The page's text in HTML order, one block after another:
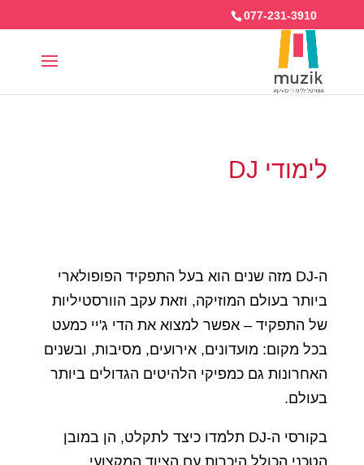
077-231-3910
לימודי DJ
ה-DJ מזה שנים הוא בעל התפקיד הפופולארי
ביותר בעולם המוזיקה, וזאת עקב הוורסטיליות
של התפקיד – אפשר למצוא את הדי ג'יי כמעט
בכל מקום: מועדונים, אירועים, מסיבות, ובשנים
האחרונות גם כמפיקי הלהיטים הגדולים ביותר
בעולם.
בקורסי ה-DJ תלמדו כיצד לתקלט, הן במובן
הטכני הכולל היכרות עם הציוד המקצועי,